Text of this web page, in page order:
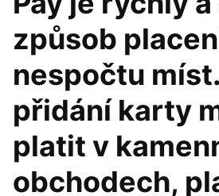
způsob
nespočtu
přidání karty
platit v
obchodech,